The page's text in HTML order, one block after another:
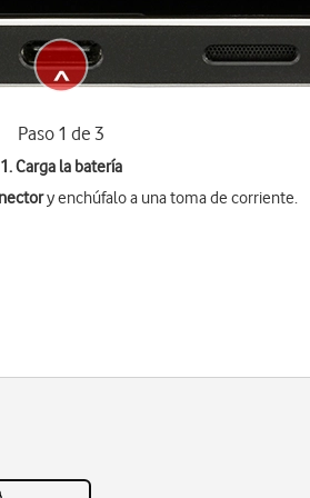
Paso 1 de 3
1. Carga la batería
y enchúfalo a una toma de corriente.